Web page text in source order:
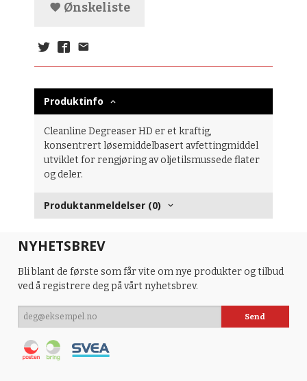
Ønskeliste
Produktinfo
Cleanline Degreaser HD er et kraftig,
konsentrert løsemiddelbasert avfettingmiddel
utviklet for rengjøring av oljetilsmussede flater
og deler.
Produktanmeldelser (0)
NYHETSBREV
Bli blant de første som får vite om nye produkter og tilbud
ved å registrere deg på vårt nyhetsbrev.